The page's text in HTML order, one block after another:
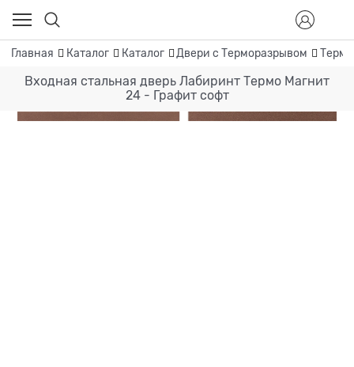
Главная Каталог Каталог Двери с Терморазрывом
Входная стальная дверь Лабиринт Термо Магнит
24 - Графит софт